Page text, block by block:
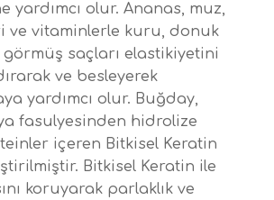
yardımcı olur. Ananas, muz,
ve vitaminlerle kuru, donuk
saçları elastikiyetini
ve besleyerek
yardımcı olur. Buğday,
fasulyesinden hidrolize
içeren Bitkisel Keratin
Bitkisel Keratin ile
koruyarak parlaklık ve